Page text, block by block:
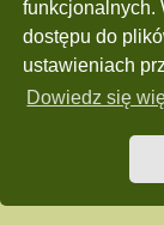
funkcjonalnych.
dostępu do
ustawieniach
Dowiedz się
Zasady ochrony